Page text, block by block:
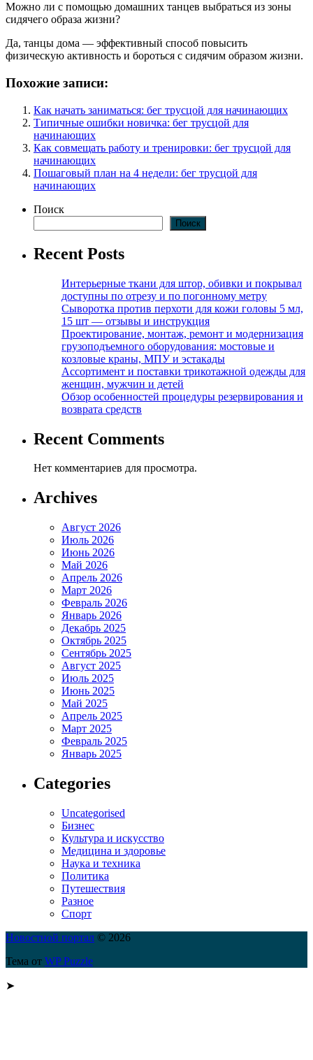
Можно ли с помощью домашних танцев выбраться из зоны
сидячего образа жизни?
Да, танцы дома — эффективный способ повысить
физическую активность и бороться с сидячим образом жизни.
Похожие записи:
Как начать заниматься: бег трусцой для начинающих
Типичные ошибки новичка: бег трусцой для
начинающих
Как совмещать работу и тренировки: бег трусцой для
начинающих
Пошаговый план на 4 недели: бег трусцой для
начинающих
Поиск
Поиск
Recent Posts
Интерьерные ткани для штор, обивки и покрывал
доступны по отрезу и по погонному метру
Сыворотка против перхоти для кожи головы 5 мл,
15 шт — отзывы и инструкция
Проектирование, монтаж, ремонт и модернизация
грузоподъемного оборудования: мостовые и
козловые краны, МПУ и эстакады
Ассортимент и поставки трикотажной одежды для
женщин, мужчин и детей
Обзор особенностей процедуры резервирования и
возврата средств
Recent Comments
Нет комментариев для просмотра.
Archives
Август 2026
Июль 2026
Июнь 2026
Май 2026
Апрель 2026
Март 2026
Февраль 2026
Январь 2026
Декабрь 2025
Октябрь 2025
Сентябрь 2025
Август 2025
Июль 2025
Июнь 2025
Май 2025
Апрель 2025
Март 2025
Февраль 2025
Январь 2025
Categories
Uncategorised
Бизнес
Культура и искусство
Медицина и здоровье
Наука и техника
Политика
Путешествия
Разное
Спорт
Новостной портал © 2026
Тема от WP Puzzle
➤